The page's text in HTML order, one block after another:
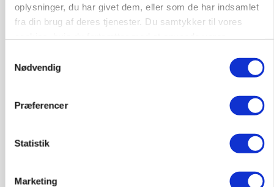
oplysninger, du har givet dem, eller som de har indsamlet
fra din brug af deres tjenester. Du samtykker til vores
Nødvendig
Præferencer
Statistik
Marketing
BUSINESS
Lave grisepriser og nye regler øger landbobanks
forsigtighed
københavnsk restaurantkæde